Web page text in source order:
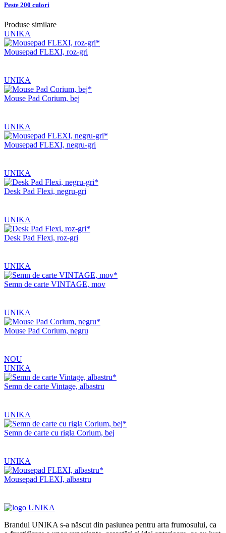
Peste 200 culori
Produse similare
UNIKA
Mousepad FLEXI, roz-gri
UNIKA
Mouse Pad Corium, bej
UNIKA
Mousepad FLEXI, negru-gri
UNIKA
Desk Pad Flexi, negru-gri
UNIKA
Desk Pad Flexi, roz-gri
UNIKA
Semn de carte VINTAGE, mov
UNIKA
Mouse Pad Corium, negru
NOU
UNIKA
Semn de carte Vintage, albastru
UNIKA
Semn de carte cu rigla Corium, bej
UNIKA
Mousepad FLEXI, albastru
Brandul UNIKA s-a născut din pasiunea pentru arta frumosului, ca